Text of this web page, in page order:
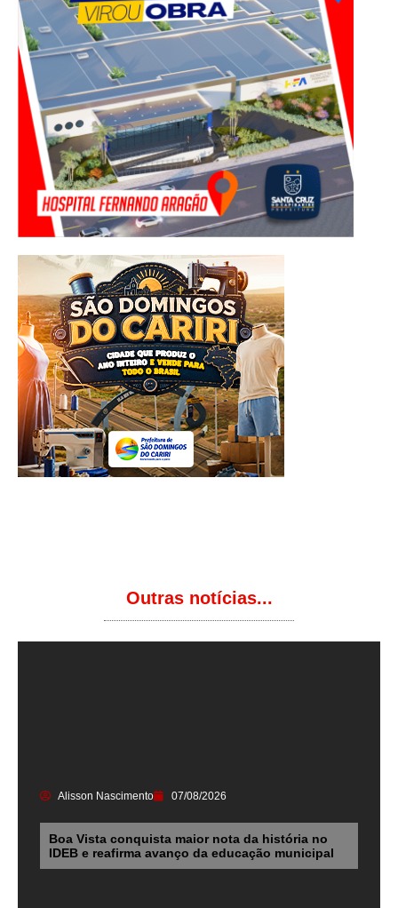
Outras notícias...
Alisson Nascimento 07/08/2026
Boa Vista conquista maior nota da história no
IDEB e reafirma avanço da educação municipal